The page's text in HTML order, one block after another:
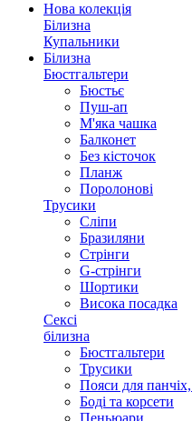
Нова колекція
Білизна
Купальники
Білизна
Бюстгальтери
Бюстьє
Пуш-ап
М'яка чашка
Балконет
Без кісточок
Планж
Поролонові
Трусики
Сліпи
Бразиляни
Стрінги
G-стрінги
Шортики
Висока посадка
Сексі
білизна
Бюстгальтери
Трусики
Пояси для панчіх,
Боді та корсети
Пеньюари